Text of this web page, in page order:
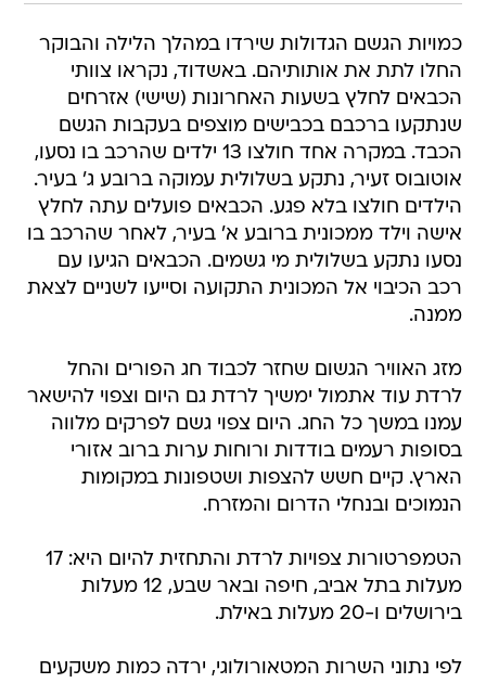
כמויות הגשם הגדולות שירדו במהלך הלילה והבוקר
החלו לתת את אותותיהם. באשדוד, נקראו צוותי
הכבאים לחלץ בשעות האחרונות (שישי) אזרחים
שנתקעו ברכבם בכבישים מוצפים בעקבות הגשם
הכבד. במקרה אחד חולצו 13 ילדים שהרכב בו נסעו,
אוטובוס זעיר, נתקע בשלולית עמוקה ברובע ג' בעיר.
הילדים חולצו בלא פגע. הכבאים פועלים עתה לחלץ
אישה וילד ממכונית ברובע א' בעיר, לאחר שהרכב בו
נסעו נתקע בשלולית מי גשמים. הכבאים הגיעו עם
רכב הכיבוי אל המכונית התקועה וסייעו לשניים לצאת
ממנה.
מזג האוויר הגשום שחזר לכבוד חג הפורים והחל
לרדת עוד אתמול ימשיך לרדת גם היום וצפוי להישאר
עמנו במשך כל החג. היום צפוי גשם לפרקים מלווה
בסופות רעמים בודדות ורוחות ערות ברוב אזורי
הארץ. קיים חשש להצפות ושטפונות במקומות
הנמוכים ובנחלי הדרום והמזרח.
הטמפרטורות צפויות לרדת והתחזית להיום היא: 17
מעלות בתל אביב, חיפה ובאר שבע, 12 מעלות
בירושלים ו-20 מעלות באילת.
לפי נתוני השרות המטאורולוגי, ירדה כמות משקעים